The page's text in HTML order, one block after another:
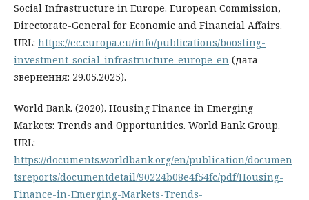
Social Infrastructure in Europe. European Commission,
Directorate-General for Economic and Financial Affairs.
URL: https://ec.europa.eu/info/publications/boosting-
investment-social-infrastructure-europe_en (дата
звернення: 29.05.2025).
World Bank. (2020). Housing Finance in Emerging
Markets: Trends and Opportunities. World Bank Group.
URL:
https://documents.worldbank.org/en/publication/documen
tsreports/documentdetail/90224b08e4f54fc/pdf/Housing-
Finance-in-Emerging-Markets-Trends-